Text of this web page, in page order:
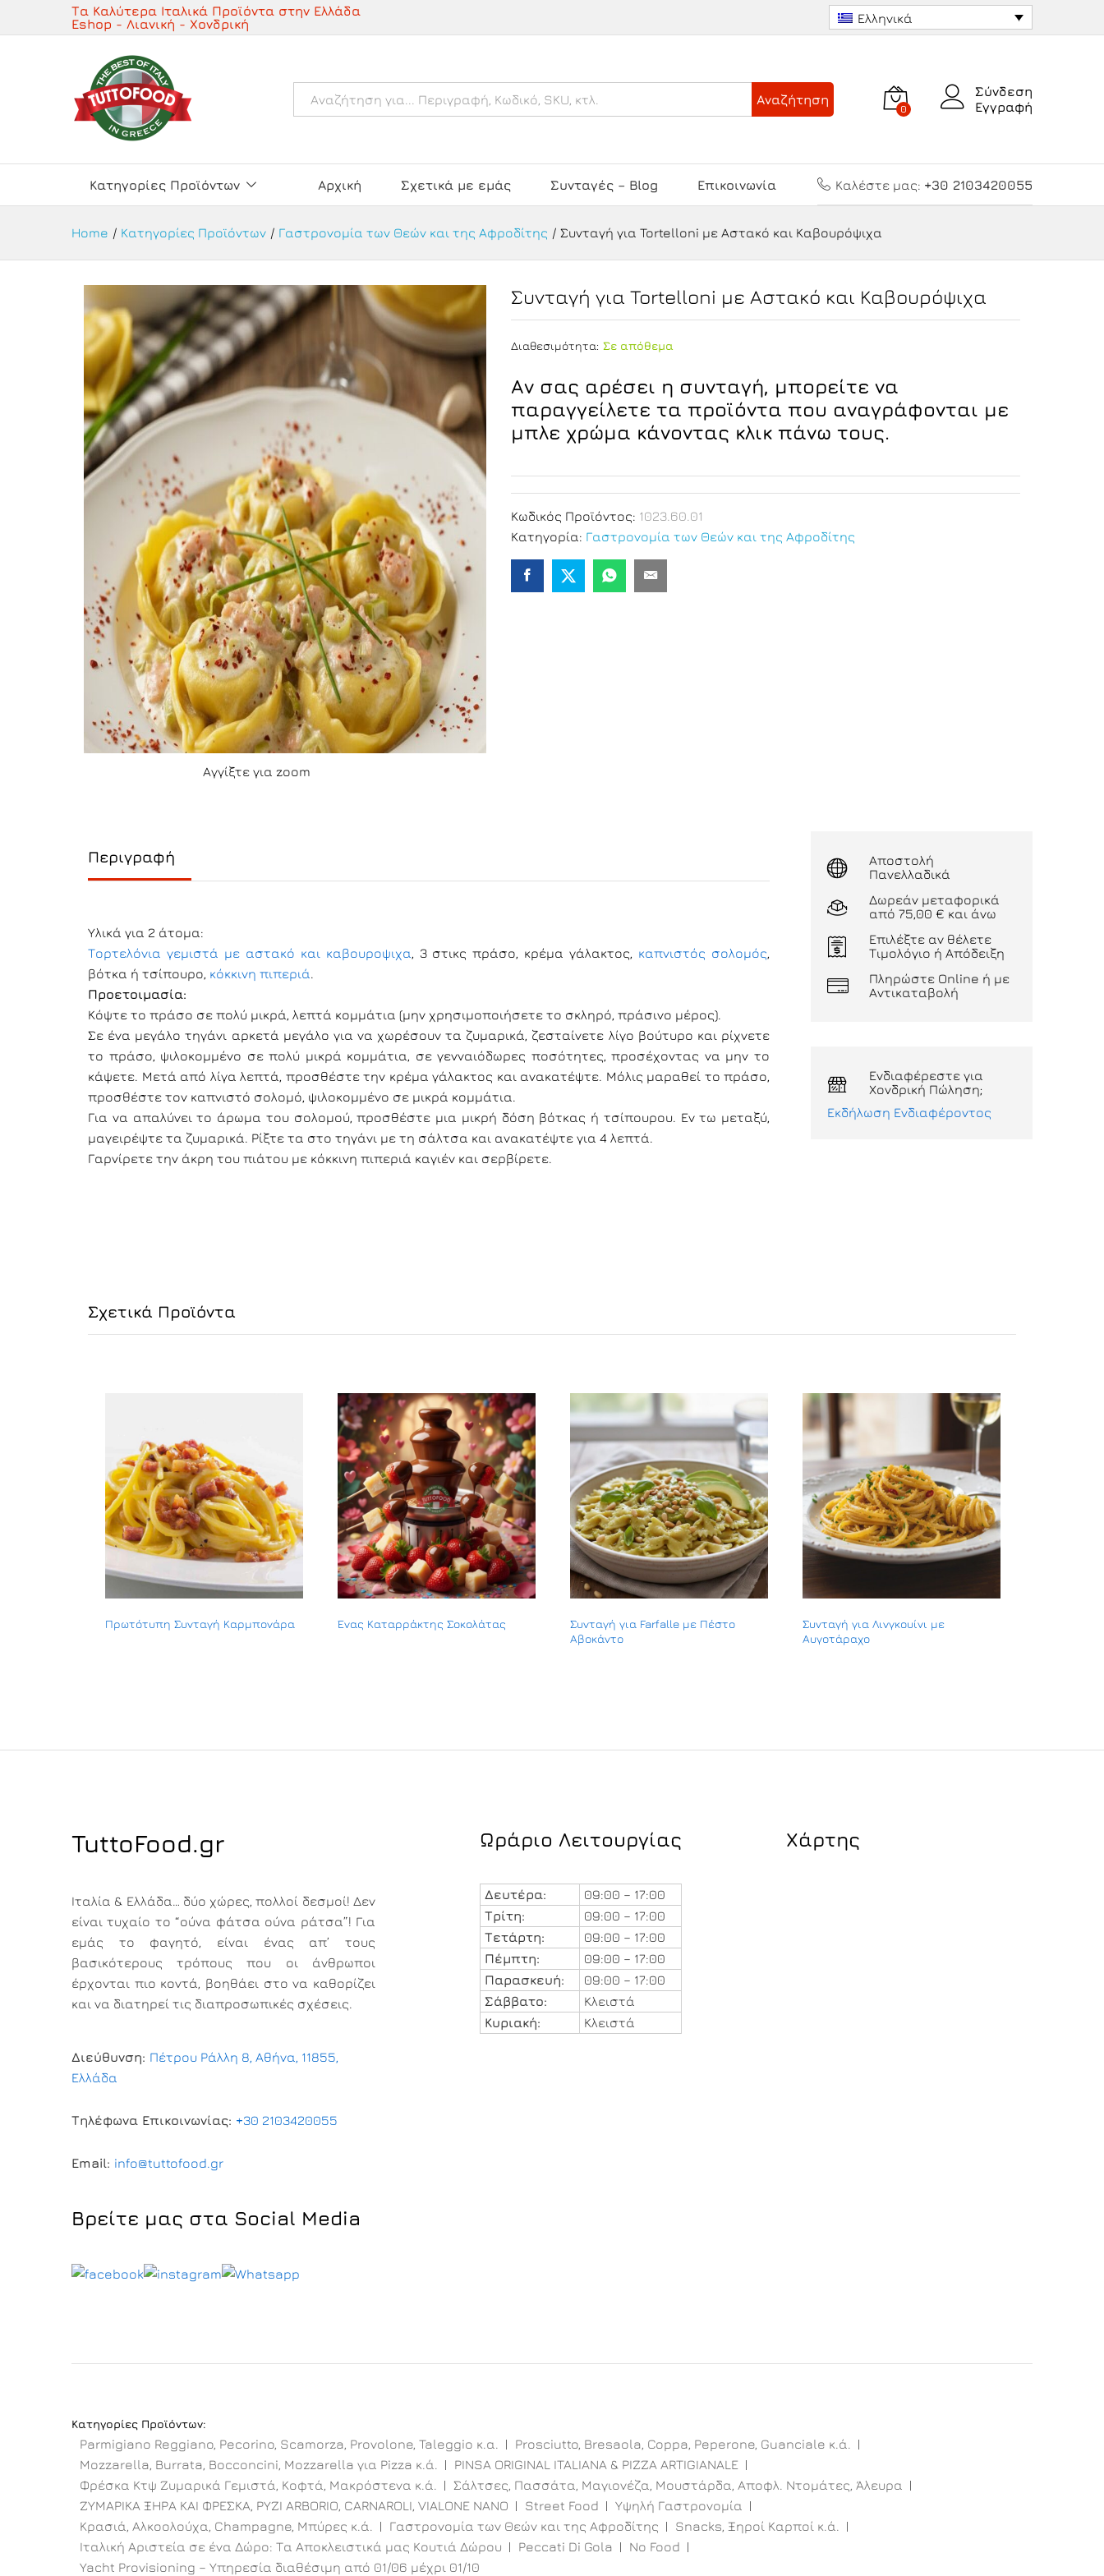
Τα Καλύτερα Ιταλικά Προϊόντα στην Ελλάδα
Eshop - Λιανική - Χονδρική
Ελληνικά
Όλα Αναζήτηση
0
Σύνδεση
Εγγραφή
Κατηγορίες Προϊόντων Αρχική Σχετικά με εμάς Συνταγές – Blog Επικοινωνία Καλέστε μας: +30 2103420055
Home / Κατηγορίες Προϊόντων / Γαστρονομία των Θεών και της Αφροδίτης / Συνταγή για Tortelloni με Αστακό και Καβουρόψιχα
Αγγίξτε για zoom
Συνταγή για Tortelloni με Αστακό και Καβουρόψιχα
Διαθεσιμότητα: Σε απόθεμα
Αν σας αρέσει η συνταγή, μπορείτε να
παραγγείλετε τα προϊόντα που αναγράφονται με
μπλε χρώμα κάνοντας κλικ πάνω τους.
Κωδικός Προϊόντος: 1023.60.01
Κατηγορία: Γαστρονομία των Θεών και της Αφροδίτης
Περιγραφή
Υλικά για 2 άτομα:
Τορτελόνια γεμιστά με αστακό και καβουροψιχα, 3 στικς πράσο, κρέμα γάλακτος, καπνιστός σολομός,
βότκα ή τσίπουρο, κόκκινη πιπεριά.
Προετοιμασία:
Κόψτε το πράσο σε πολύ μικρά, λεπτά κομμάτια (μην χρησιμοποιήσετε το σκληρό, πράσινο μέρος).
Σε ένα μεγάλο τηγάνι αρκετά μεγάλο για να χωρέσουν τα ζυμαρικά, ζεσταίνετε λίγο βούτυρο και ρίχνετε
το πράσο, ψιλοκομμένο σε πολύ μικρά κομμάτια, σε γενναιόδωρες ποσότητες, προσέχοντας να μην το
κάψετε. Μετά από λίγα λεπτά, προσθέστε την κρέμα γάλακτος και ανακατέψτε. Μόλις μαραθεί το πράσο,
προσθέστε τον καπνιστό σολομό, ψιλοκομμένο σε μικρά κομμάτια.
Για να απαλύνει το άρωμα του σολομού, προσθέστε μια μικρή δόση βότκας ή τσίπουρου. Εν τω μεταξύ,
μαγειρέψτε τα ζυμαρικά. Ρίξτε τα στο τηγάνι με τη σάλτσα και ανακατέψτε για 4 λεπτά.
Γαρνίρετε την άκρη του πιάτου με κόκκινη πιπεριά καγιέν και σερβίρετε.
Αποστολή
Πανελλαδικά
Δωρεάν μεταφορικά
από 75,00 € και άνω
Επιλέξτε αν θέλετε
Τιμολόγιο ή Απόδειξη
Πληρώστε Online ή με
Αντικαταβολή
Ενδιαφέρεστε για
Χονδρική Πώληση;
Εκδήλωση Ενδιαφέροντος
Σχετικά Προϊόντα
Πρωτότυπη Συνταγή Καρμπονάρα Ένας Καταρράκτης Σοκολάτας
Συνταγή για Farfalle με Πέστο
Αβοκάντο
Συνταγή για Λινγκουίνι με
Αυγοτάραχο
TuttoFood.gr
Ιταλία & Ελλάδα… δύο χώρες, πολλοί δεσμοί! Δεν
είναι τυχαίο το “ούνα φάτσα ούνα ράτσα”! Για
εμάς το φαγητό, είναι ένας απ’ τους
βασικότερους τρόπους που οι άνθρωποι
έρχονται πιο κοντά, βοηθάει στο να καθορίζει
και να διατηρεί τις διαπροσωπικές σχέσεις.
Διεύθυνση: Πέτρου Ράλλη 8, Αθήνα, 11855,
Ελλάδα
Τηλέφωνα Επικοινωνίας: +30 2103420055
Email: info@tuttofood.gr
Βρείτε μας στα Social Media
Ωράριο Λειτουργίας
Δευτέρα:
09:00 – 17:00
Τρίτη:
09:00 – 17:00
Τετάρτη:
09:00 – 17:00
Πέμπτη:
09:00 – 17:00
Παρασκευή:
09:00 – 17:00
Σάββατο:
Κλειστά
Κυριακή:
Κλειστά
Χάρτης
Κατηγορίες Προϊόντων:
Parmigiano Reggiano, Pecorino, Scamorza, Provolone, Taleggio κ.α.
Prosciutto, Bresaola, Coppa, Peperone, Guanciale κ.ά.
Mozzarella, Burrata, Bocconcini, Mozzarella για Pizza κ.ά.
PINSA ORIGINAL ITALIANA & PIZZA ARTIGIANALE
Φρέσκα Κτψ Ζυμαρικά Γεμιστά, Κοφτά, Μακρόστενα κ.ά.
Σάλτσες, Πασσάτα, Μαγιονέζα, Μουστάρδα, Αποφλ. Ντομάτες, Άλευρα
ΖΥΜΑΡΙΚΑ ΞΗΡΑ ΚΑΙ ΦΡΕΣΚΑ, ΡΥΖΙ ARBORIO, CARNAROLI, VIALONE NANO
Street Food
Υψηλή Γαστρονομία
Κρασιά, Αλκοολούχα, Champagne, Μπύρες κ.ά.
Γαστρονομία των Θεών και της Αφροδίτης
Snacks, Ξηροί Καρποί κ.ά.
Ιταλική Αριστεία σε ένα Δώρο: Τα Αποκλειστικά μας Κουτιά Δώρου
Peccati Di Gola
No Food
Yacht Provisioning – Υπηρεσία διαθέσιμη από 01/06 μέχρι 01/10
Περιγραφή
Προσθήκη στο καλάθι